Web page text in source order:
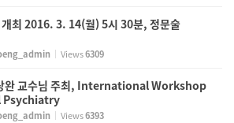
개최 2016. 3. 14(월) 5시 30분, 정문술
Views6309
완 교수님 주최, International Workshop
Views6393